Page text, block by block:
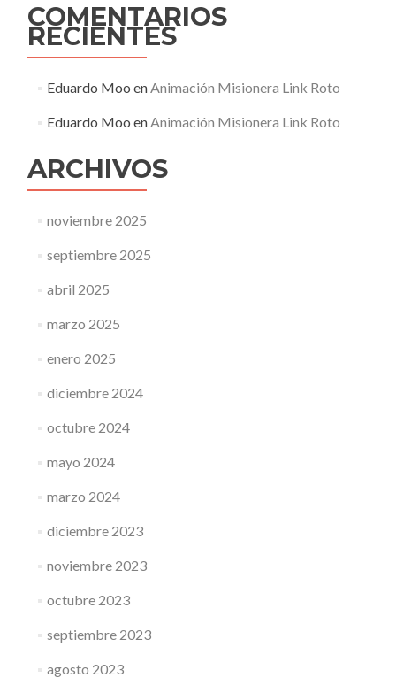
COMENTARIOS
RECIENTES
Eduardo Moo enAnimación Misionera Link Roto
Eduardo Moo enAnimación Misionera Link Roto
ARCHIVOS
noviembre 2025
septiembre 2025
abril 2025
marzo 2025
enero 2025
diciembre 2024
octubre 2024
mayo 2024
marzo 2024
diciembre 2023
noviembre 2023
octubre 2023
septiembre 2023
agosto 2023